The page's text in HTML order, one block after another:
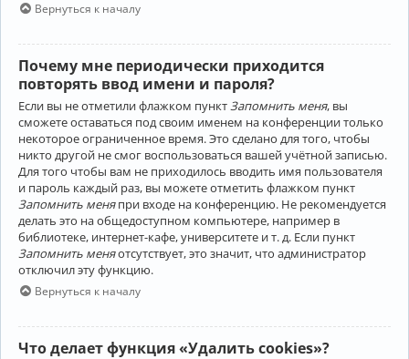
Вернуться к началу
Почему мне периодически приходится
повторять ввод имени и пароля?
Если вы не отметили флажком пунктЗапомнить меня, вы
сможете оставаться под своим именем на конференции только
некоторое ограниченное время. Это сделано для того, чтобы
никто другой не смог воспользоваться вашей учётной записью.
Для того чтобы вам не приходилось вводить имя пользователя
и пароль каждый раз, вы можете отметить флажком пункт
Запомнить меняпри входе на конференцию. Не рекомендуется
делать это на общедоступном компьютере, например в
библиотеке, интернет-кафе, университете и т. д. Если пункт
Запомнить меняотсутствует, это значит, что администратор
отключил эту функцию.
Вернуться к началу
Что делает функция «Удалить cookies»?